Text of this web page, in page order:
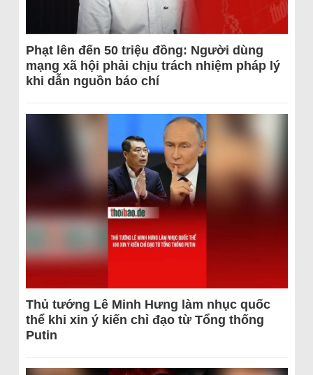
Phạt lên đến 50 triệu đồng: Người dùng
mạng xã hội phải chịu trách nhiệm pháp lý
khi dẫn nguồn báo chí
Thủ tướng Lê Minh Hưng làm nhục quốc
thể khi xin ý kiến chỉ đạo từ Tổng thống
Putin